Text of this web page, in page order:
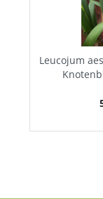
Leucojum